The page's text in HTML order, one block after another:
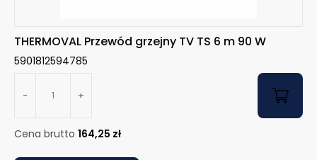
THERMOVAL Przewód grzejny TV TS 6 m 90 W
5901812594785
- +
Cena brutto 164,25 zł